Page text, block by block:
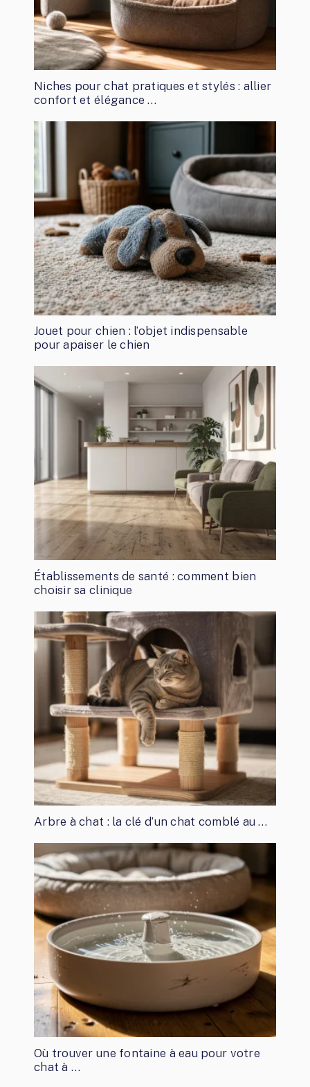
Niches pour chat pratiques et stylés : allier
confort et élégance …
Jouet pour chien : l’objet indispensable
pour apaiser le chien
Établissements de santé : comment bien
choisir sa clinique
Arbre à chat : la clé d’un chat comblé au …
Où trouver une fontaine à eau pour votre
chat à …